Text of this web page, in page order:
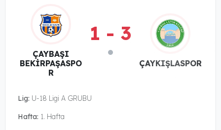
ÇAYBAŞI
BEKİRPAŞASPO
R
1 - 3
ÇAYKIŞLASPOR
Lig: U-18 Ligi A GRUBU
Hafta: 1. Hafta